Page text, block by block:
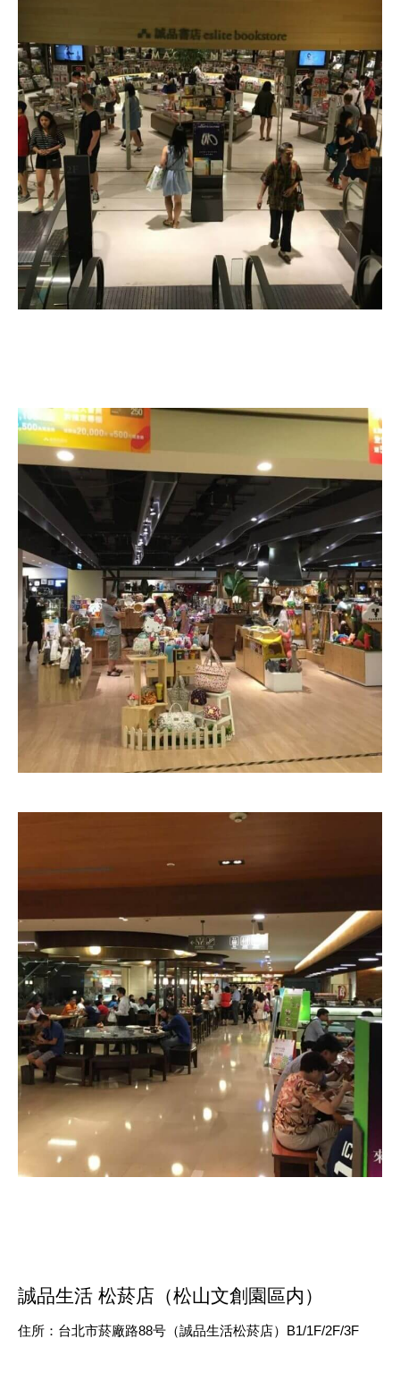
誠品生活 松菸店（松山文創園區内）
住所：台北市菸廠路88号（誠品生活松菸店）B1/1F/2F/3F